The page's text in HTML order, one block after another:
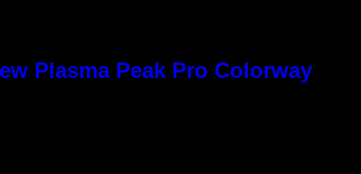
Plasma Peak Pro Colorway